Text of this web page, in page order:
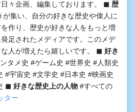
々企画、編集しております。 ◼︎ 歴
が集い、自分の好きな歴史や偉人に
作り、歴史が好きな人をもっと増
足されたメディアです。このメデ
人が増えたら嬉しいです。 ◼︎ 好き
タメ史 #ゲーム史 #世界史 #人類史
#宇宙史 #文学史 #日本史 #映画史
◼︎ 好きな歴史上の人物 #すべての
ター